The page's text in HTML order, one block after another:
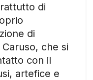
di
di
che si
con il
artefice e